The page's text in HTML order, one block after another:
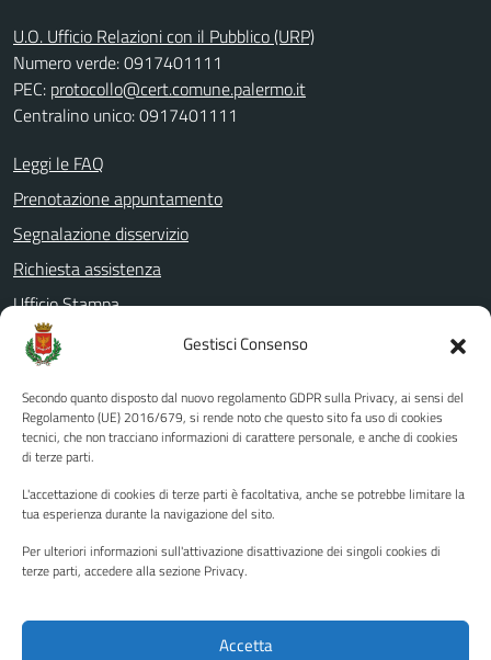
Gestisci Consenso
Secondo quanto disposto dal nuovo regolamento GDPR sulla Privacy, ai sensi del
Regolamento (UE) 2016/679, si rende noto che questo sito fa uso di cookies
tecnici, che non tracciano informazioni di carattere personale, e anche di cookies
di terze parti.
L'accettazione di cookies di terze parti è facoltativa, anche se potrebbe limitare la
tua esperienza durante la navigazione del sito.
Per ulteriori informazioni sull'attivazione disattivazione dei singoli cookies di
terze parti, accedere alla sezione Privacy.
Accetta
U.O. Ufficio Relazioni con il Pubblico (URP)
Numero verde: 0917401111
PEC: protocollo@cert.comune.palermo.it
Centralino unico: 0917401111
Leggi le FAQ
Prenotazione appuntamento
Segnalazione disservizio
Richiesta assistenza
Ufficio Stampa
Amministrazione Trasparente
Albo pretorio
Informativa privacy
Note legali
Piano di miglioramento del sito
Instagram